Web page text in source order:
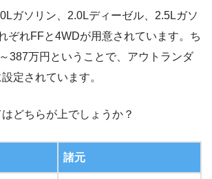
ガソリン、2.0Lディーゼル、2.5Lガソ
ぞれFFと4WDが用意されています。ち
387万円ということで、アウトランダ
定されています。
どちらが上でしょうか？
諸元